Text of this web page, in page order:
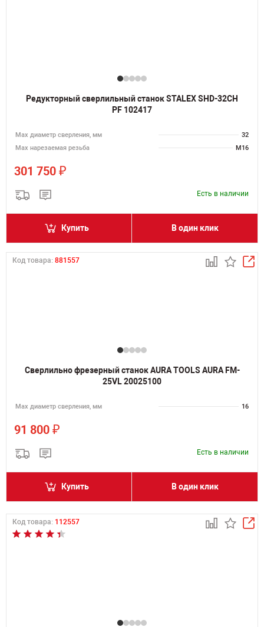
Редукторный сверлильный станок STALEX SHD-32CH
PF 102417
Мах диаметр сверления, мм
32
Мах нарезаемая резьба
M16
301 750 ₽
Есть в наличии
Купить В один клик
Код товара: 881557
Сверлильно фрезерный станок AURA TOOLS AURA FM-
25VL 20025100
Мах диаметр сверления, мм 16
91 800 ₽
Есть в наличии
Купить В один клик
Код товара: 112557